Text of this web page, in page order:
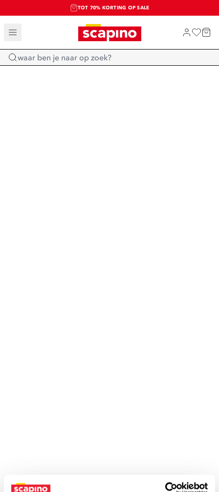
TOT 70% KORTING OP SALE
SALE: LAATSTE KANS!
SHOP NIEUW
Home